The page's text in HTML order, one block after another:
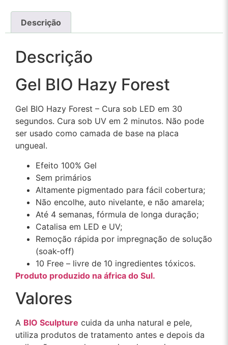
Descrição
Descrição
Gel BIO Hazy Forest
Gel BIO Hazy Forest – Cura sob LED em 30
segundos. Cura sob UV em 2 minutos. Não pode
ser usado como camada de base na placa
ungueal.
Efeito 100% Gel
Sem primários
Altamente pigmentado para fácil cobertura;
Não encolhe, auto nivelante, e não amarela;
Até 4 semanas, fórmula de longa duração;
Catalisa em LED e UV;
Remoção rápida por impregnação de solução
(soak-off)
10 Free – livre de 10 ingredientes tóxicos.
Produto produzido na áfrica do Sul.
Valores
A BIO Sculpture cuida da unha natural e pele,
utiliza produtos de tratamento antes e depois da